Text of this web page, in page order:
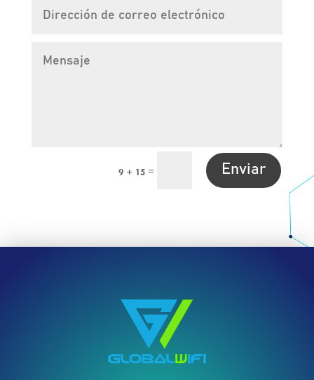
9 + 15 = Enviar